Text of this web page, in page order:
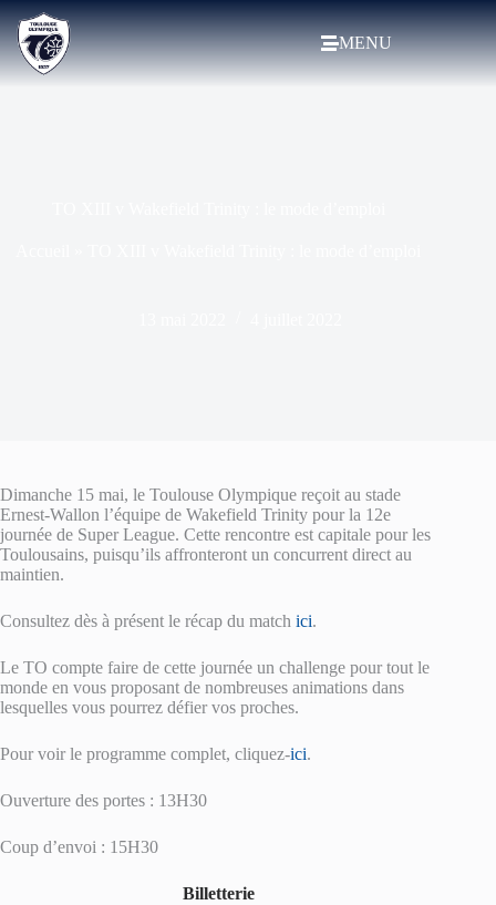
MENU
Dimanche 15 mai, le Toulouse Olympique reçoit au stade
Ernest-Wallon l’équipe de Wakefield Trinity pour la 12e
journée de Super League. Cette rencontre est capitale pour les
Toulousains, puisqu’ils affronteront un concurrent direct au
maintien.
Consultez dès à présent le récap du match ici.
Le TO compte faire de cette journée un challenge pour tout le
monde en vous proposant de nombreuses animations dans
lesquelles vous pourrez défier vos proches.
Pour voir le programme complet, cliquez-ici.
Ouverture des portes : 13H30
Coup d’envoi : 15H30
Billetterie